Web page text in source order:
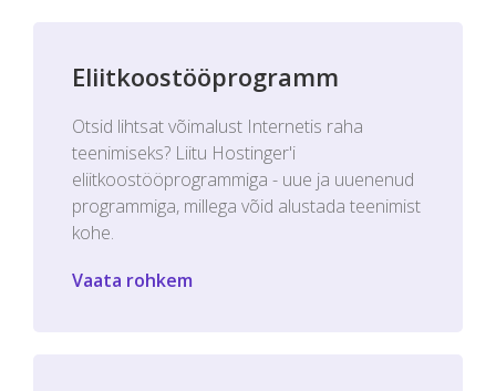
Eliitkoostööprogramm
Otsid lihtsat võimalust Internetis raha
teenimiseks? Liitu Hostinger'i
eliitkoostööprogrammiga - uue ja uuenenud
programmiga, millega võid alustada teenimist
kohe.
Vaata rohkem